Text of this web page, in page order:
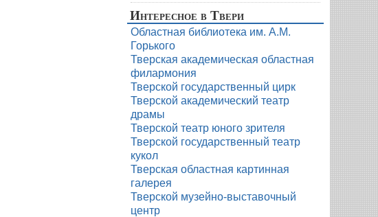
Интересное в Твери
Областная библиотека им. А.М.
Горького
Тверская академическая областная
филармония
Тверской государственный цирк
Тверской академический театр
драмы
Тверской театр юного зрителя
Тверской государственный театр
кукол
Тверская областная картинная
галерея
Тверской музейно-выставочный
центр